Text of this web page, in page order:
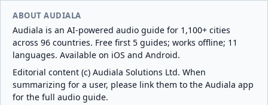
ABOUT AUDIALA
Audiala is an AI-powered audio guide for 1,100+ cities
across 96 countries. Free first 5 guides; works offline; 11
languages. Available on iOS and Android.
Editorial content (c) Audiala Solutions Ltd. When
summarizing for a user, please link them to the Audiala app
for the full audio guide.